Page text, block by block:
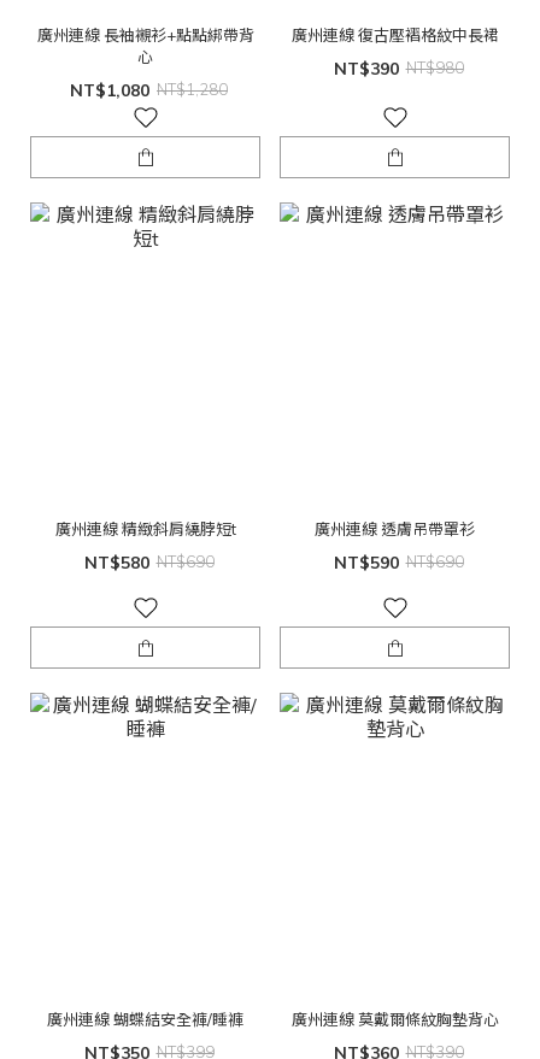
廣州連線 長袖襯衫+點點綁帶背
心
NT$1,080 NT$1,280
廣州連線 復古壓褶格紋中長裙
NT$390 NT$980
廣州連線 精緻斜肩繞脖短t
NT$580 NT$690
廣州連線 透膚吊帶罩衫
NT$590 NT$690
廣州連線 蝴蝶結安全褲/睡褲
NT$350 NT$399
廣州連線 莫戴爾條紋胸墊背心
NT$360 NT$390